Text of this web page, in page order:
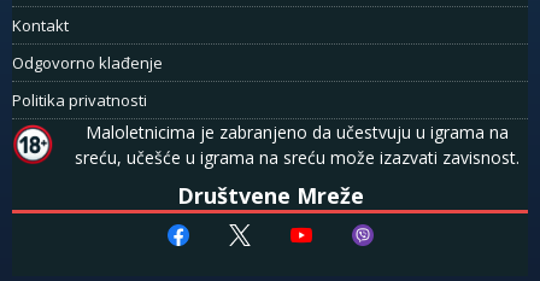
Kontakt
Odgovorno klađenje
Politika privatnosti
Maloletnicima je zabranjeno da učestvuju u igrama na
sreću, učešće u igrama na sreću može izazvati zavisnost.
Društvene Mreže